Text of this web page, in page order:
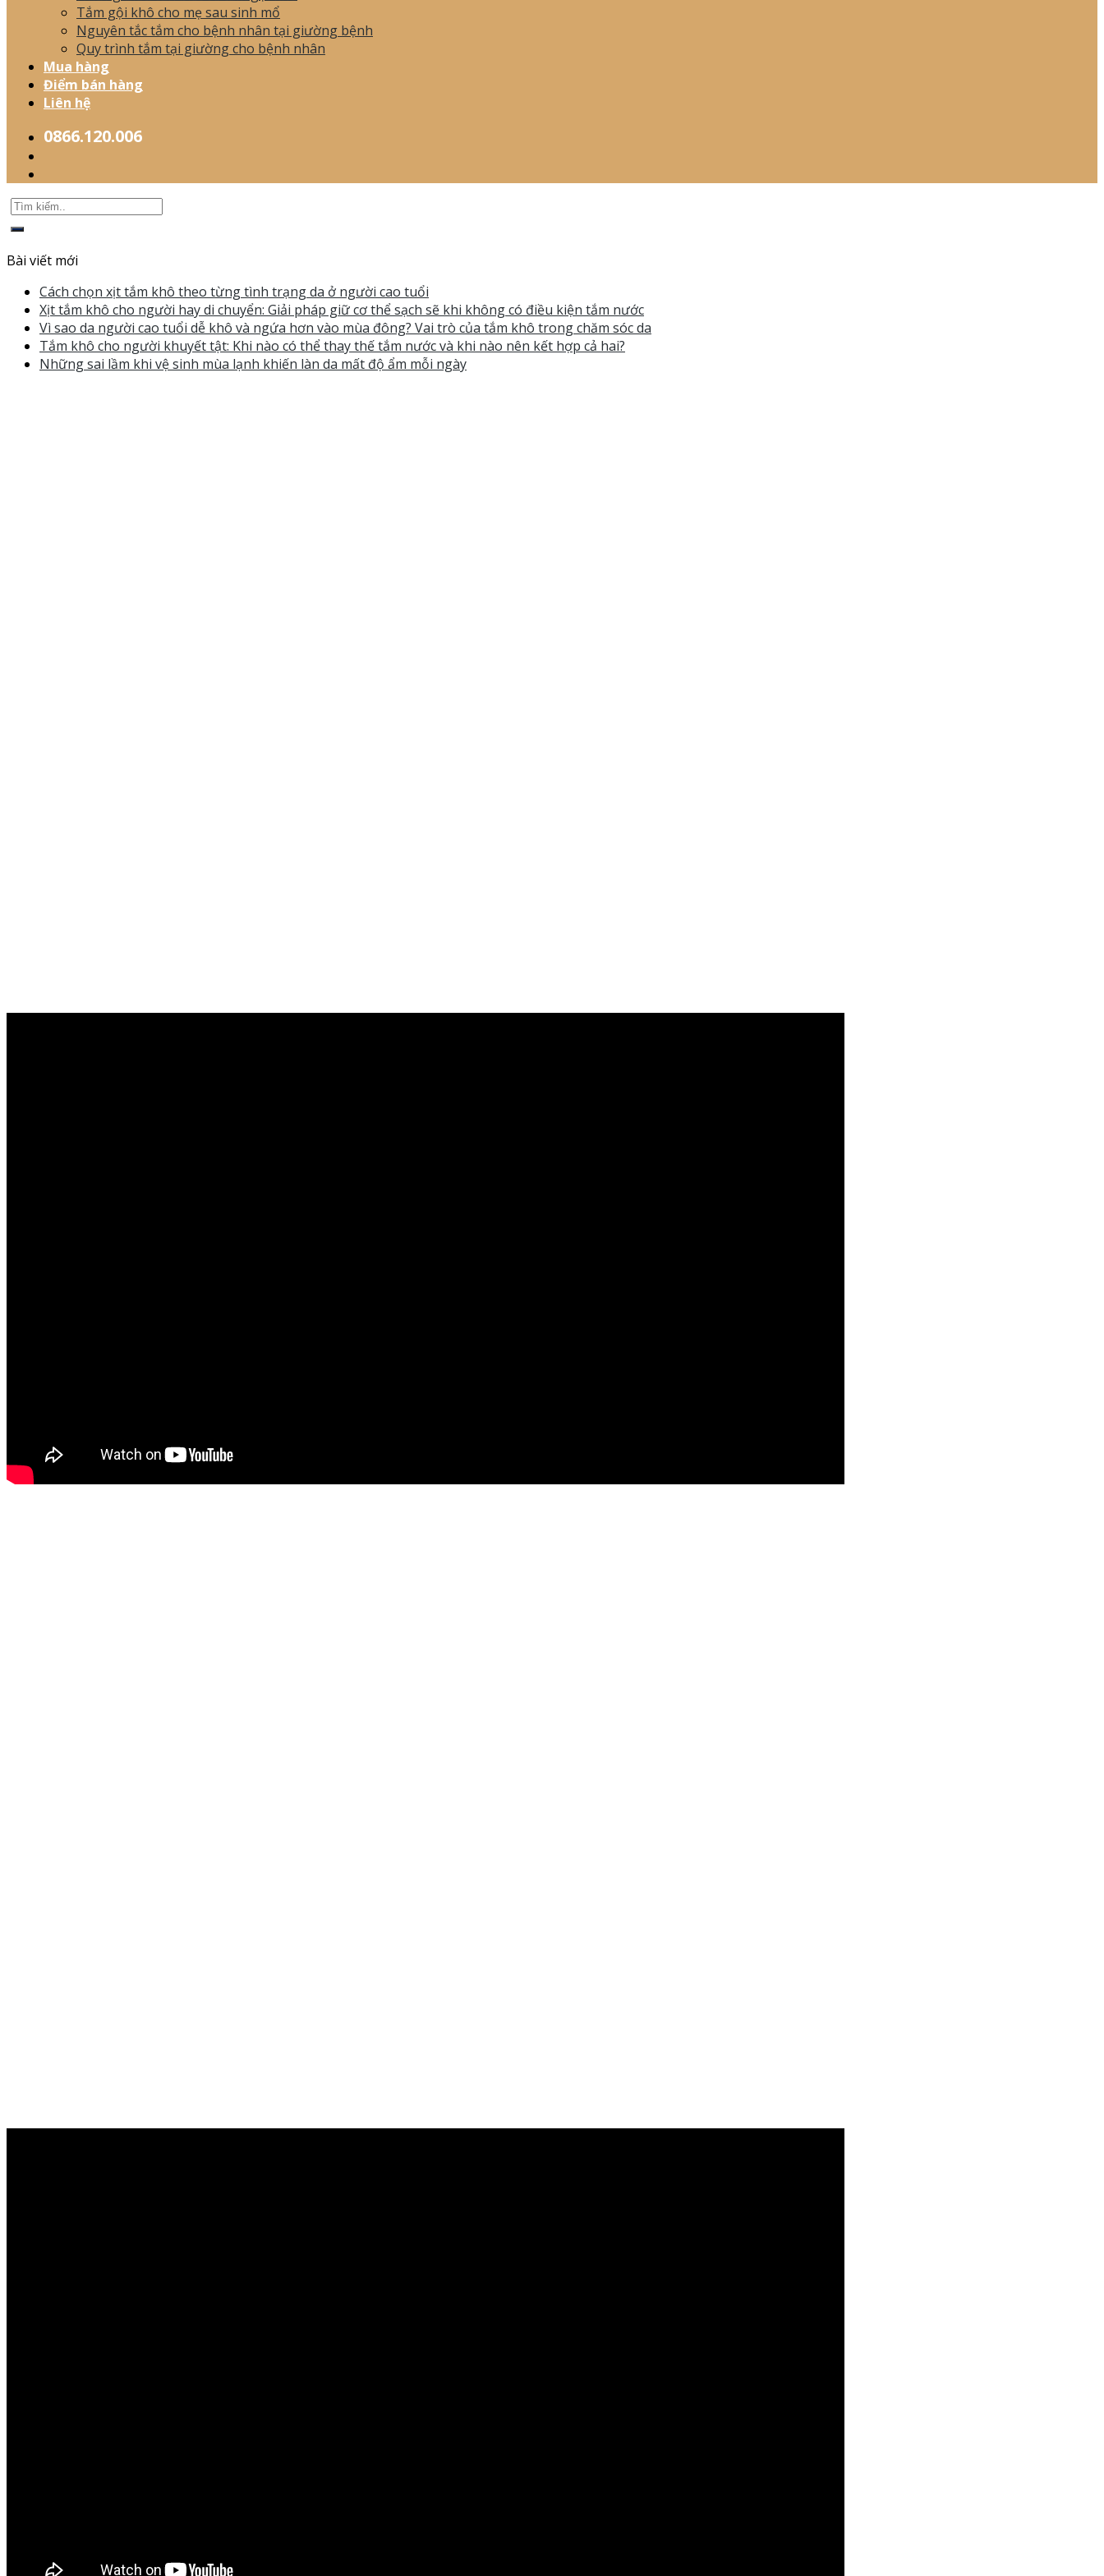
Tắm gội khô cho mẹ sau sinh mổ
Nguyên tắc tắm cho bệnh nhân tại giường bệnh
Quy trình tắm tại giường cho bệnh nhân
Mua hàng
Điểm bán hàng
Liên hệ
0866.120.006
Bài viết mới
Cách chọn xịt tắm khô theo từng tình trạng da ở người cao tuổi
Xịt tắm khô cho người hay di chuyển: Giải pháp giữ cơ thể sạch sẽ khi không có điều kiện tắm nước
Vì sao da người cao tuổi dễ khô và ngứa hơn vào mùa đông? Vai trò của tắm khô trong chăm sóc da
Tắm khô cho người khuyết tật: Khi nào có thể thay thế tắm nước và khi nào nên kết hợp cả hai?
Những sai lầm khi vệ sinh mùa lạnh khiến làn da mất độ ẩm mỗi ngày